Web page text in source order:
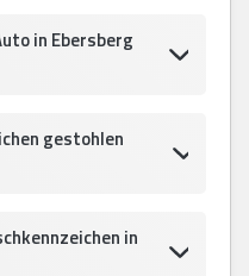
in Ebersberg
gestohlen
in